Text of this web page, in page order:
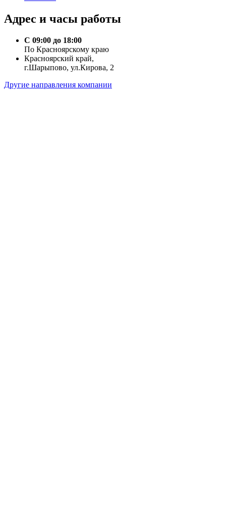
Адрес и часы работы
С 09:00 до 18:00
По Красноярскому краю
Красноярский край,
г.Шарыпово, ул.Кирова, 2
Другие направления компании